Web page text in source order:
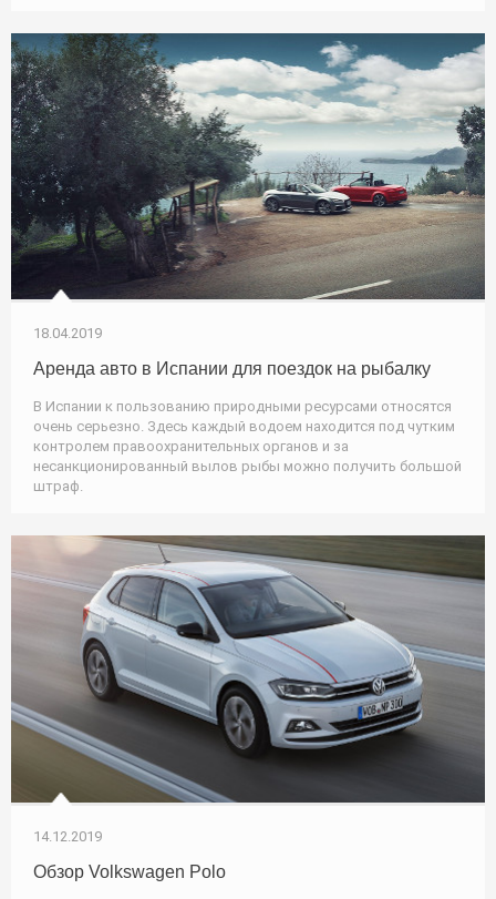
18.04.2019
Аренда авто в Испании для поездок на рыбалку
В Испании к пользованию природными ресурсами относятся
очень серьезно. Здесь каждый водоем находится под чутким
контролем правоохранительных органов и за
несанкционированный вылов рыбы можно получить большой
штраф.
14.12.2019
Обзор Volkswagen Polo